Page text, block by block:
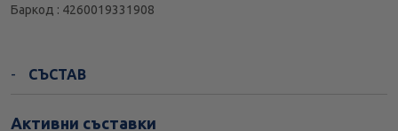
Баркод : 4260019331908
СЪСТАВ
Активни съставки